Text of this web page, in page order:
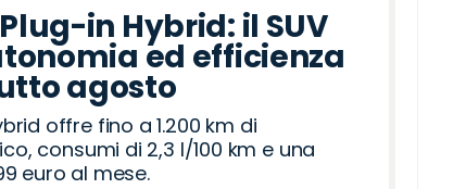
in Hybrid: il SUV
ed efficienza
agosto
offre fino a 1.200 km di
consumi di 2,3 l/100 km e una
euro al mese.